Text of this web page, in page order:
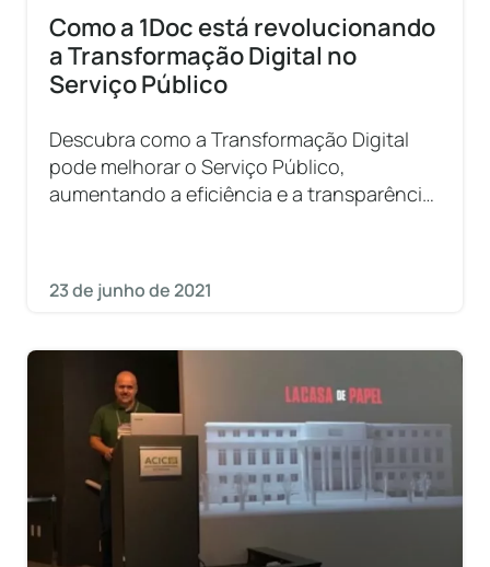
Como a 1Doc está revolucionando
a Transformação Digital no
Serviço Público
Descubra como a Transformação Digital
pode melhorar o Serviço Público,
aumentando a eficiência e a transparência.
23 de junho de 2021